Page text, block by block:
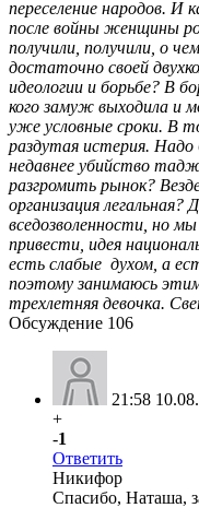
Обсуждение 106
21:58
+
-1
Ответить
Никифор
Спасибо, Наташа,